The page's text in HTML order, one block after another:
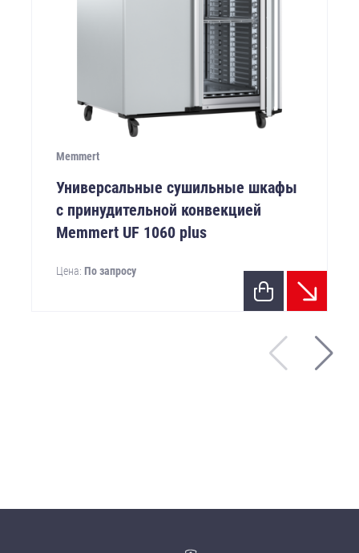
Memmert
Универсальные сушильные шкафы
с принудительной конвекцией
Memmert UF 1060 plus
Цена: По запросу